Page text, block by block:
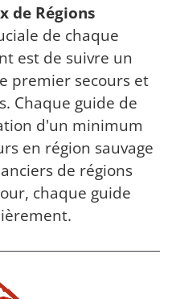
de Régions
de chaque
est de suivre un
premier secours et
Chaque guide de
d'un minimum
en région sauvage
de régions
chaque guide